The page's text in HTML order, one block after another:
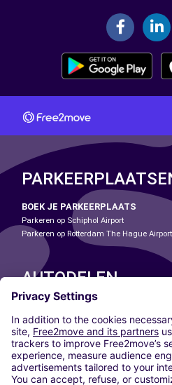
BOEK JE PARKEERPLAATS
Parkeren op Schiphol Airport
Parkeren op Rotterdam The Hague Airport
AUTODELEN
ONZE STEDEN
Paris
Madrid
Washington DC
Milaan
Rome